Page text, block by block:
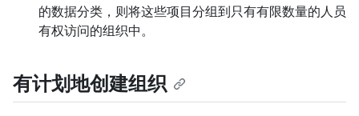
的数据分类，则将这些项目分组到只有有限数量的人员
有权访问的组织中。
有计划地创建组织